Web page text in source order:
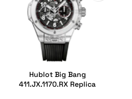
Hublot Big Bang
411.JX.1170.RX Replica